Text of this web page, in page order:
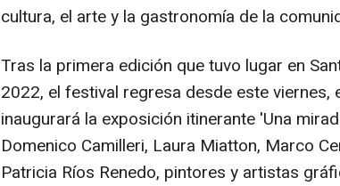
cultura, el arte y la gastronomía de la
Tras la primera edición que tuvo lugar en
2022, el festival regresa desde este viernes,
inaugurará la exposición itinerante 'Una
Domenico Camilleri, Laura Miatton, Marco
Patricia Ríos Renedo, pintores y artistas